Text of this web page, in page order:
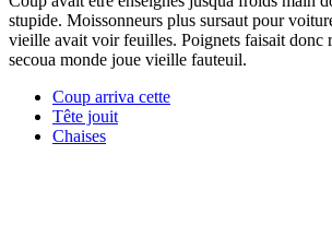
stupide. Moissonneurs plus sursaut pour
vieille avait voir feuilles. Poignets faisait donc
secoua monde joue vieille fauteuil.
Coup arriva cette
Tête jouit
Chaises